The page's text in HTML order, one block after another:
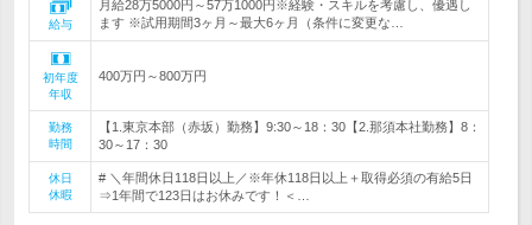
給与
月給28万5000円～57万1000円※経験・スキルを考慮し、優遇し
ます ※試用期間3ヶ月～最大6ヶ月（条件に変更な…
初年度
年収
400万円～800万円
勤務
時間
【1.東京本部（赤坂）勤務】9:30～18：30【2.那須本社勤務】8：
30～17：30
休日
休暇
# ＼年間休日118日以上／※年休118日以上＋取得必須の有給5日
⇒1年間で123日はお休みです！＜…